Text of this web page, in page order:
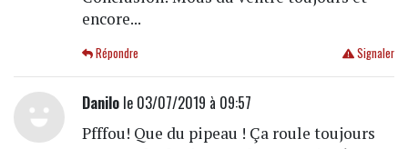
encore...
Signaler
Répondre
Danilole 03/07/2019 à 09:57
Pfffou! Que du pipeau ! Ça roule toujours